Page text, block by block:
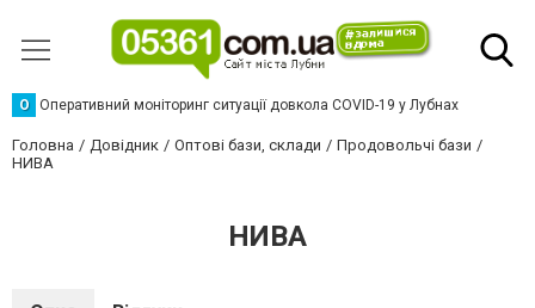
О Оперативний моніторинг ситуації довкола COVID-19 у Лубнах
Головна Довідник Оптові бази, склади
Продовольчі бази
НИВА
НИВА